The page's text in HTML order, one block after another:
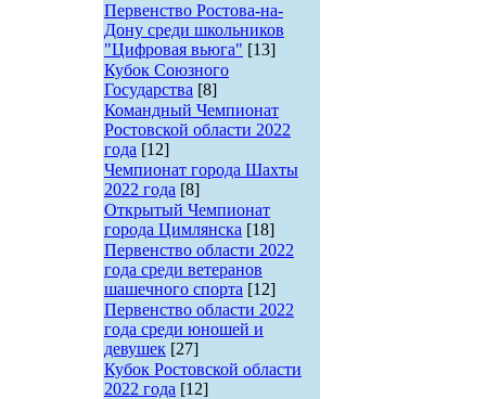
Первенство Ростова-на-
Дону среди школьников
"Цифровая вьюга" [13]
Кубок Союзного
Государства [8]
Командный Чемпионат
Ростовской области 2022
года [12]
Чемпионат города Шахты
2022 года [8]
Открытый Чемпионат
города Цимлянска [18]
Первенство области 2022
года среди ветеранов
шашечного спорта [12]
Первенство области 2022
года среди юношей и
девушек [27]
Кубок Ростовской области
2022 года [12]